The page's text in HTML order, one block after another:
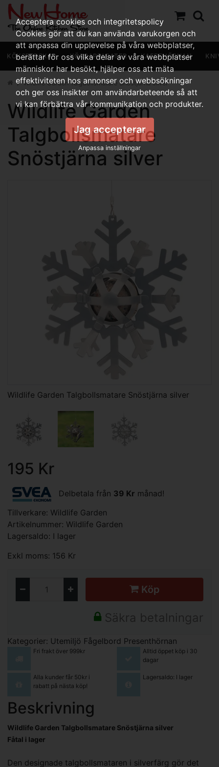
KÖKSREDSKAP KÖKSAPPARATER KAFFEHÖRNAN
Wildlife Garden Talgbollsmatare Snöstjärna silver
Wildlife Garden
Talgbollsmatare
Snöstjärna silver
Wildlife Garden Talgbollsmatare Snöstjärna silver
195 Kr
Delbetala från 39 Kr månad!
Tillverkare: Wildlife Garden
Artikelnummer: Wildlife Garden
Lagersaldo: I lager
Exkl moms: 156 Kr
Köp
Säkra betalningar
Kategorier: Utemiljö Fågelbord Presenthörnan
Fri frakt över 999kr
Alltid öppet köp i 30
dagar
Alla kunder får 50kr i
rabatt på nästa köp!
Lagersaldo: I lager
Beskrivning
Wildlife Garden Talgbollsmatare Snöstjärna silver
Fåtal i lager
Den designade talgbollsmataren i silverfärg gör det
Acceptera cookies och integritetspolicy
Cookies gör att du kan använda varukorgen och
att anpassa din upplevelse på våra webbplatser,
berättar för oss vilka delar av våra webbplatser
människor har besökt, hjälper oss att mäta
effektiviteten hos annonser och webbsökningar
och ger oss insikter om användarbeteende så att
vi kan förbättra vår kommunikation och produkter.
Jag accepterar
Anpassa inställningar